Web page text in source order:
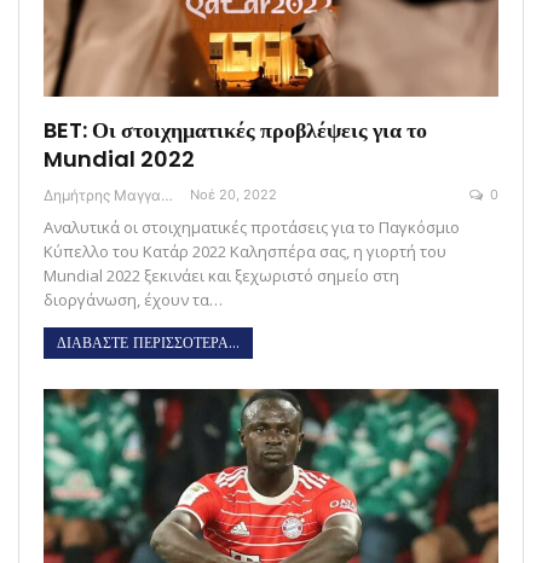
BET: Οι στοιχηματικές προβλέψεις για το
Mundial 2022
Δημήτρης Μαγγανάρης Νοέ 20, 2022 0
Αναλυτικά οι στοιχηματικές προτάσεις για το Παγκόσμιο
Κύπελλο του Κατάρ 2022 Καλησπέρα σας, η γιορτή του
Mundial 2022 ξεκινάει και ξεχωριστό σημείο στη
διοργάνωση, έχουν τα…
ΔΙΑΒΑΣΤΕ ΠΕΡΙΣΣΟΤΕΡΑ...